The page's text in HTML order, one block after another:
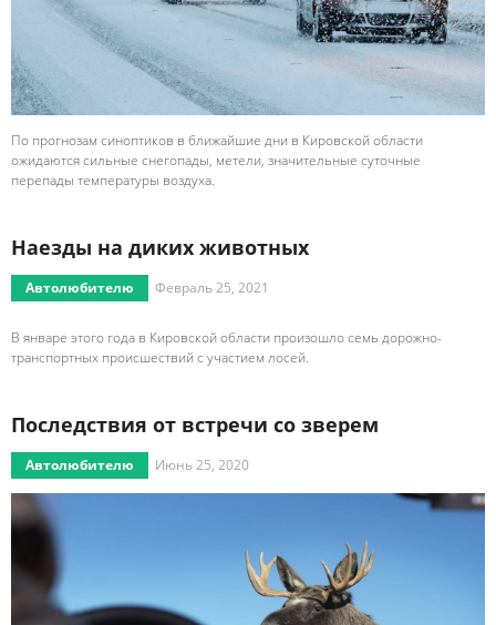
По прогнозам синоптиков в ближайшие дни в Кировской области
ожидаются сильные снегопады, метели, значительные суточные
перепады температуры воздуха.
Наезды на диких животных
Автолюбителю Февраль 25, 2021
В январе этого года в Кировской области произошло семь дорожно-
транспортных происшествий с участием лосей.
Последствия от встречи со зверем
Автолюбителю Июнь 25, 2020